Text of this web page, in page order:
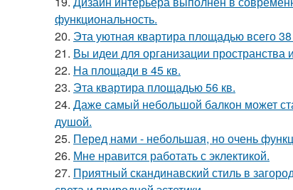
функциональность.
20. Эта уютная квартира площадью всего 38
21. Вы идеи для организации пространства
22. На площади в 45 кв.
23. Эта квартира площадью 56 кв.
24. Даже самый небольшой балкон может
душой.
25. Перед нами - небольшая, но очень
26. Мне нравится работать с эклектикой.
27. Приятный скандинавский стиль в